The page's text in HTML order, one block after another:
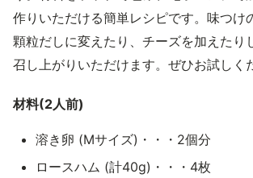
作りいただける簡単レシピです。味つけ
顆粒だしに変えたり、チーズを加えたり
召し上がりいただけます。ぜひお試しく
材料(2人前)
溶き卵 (Mサイズ)・・・2個分
ロースハム (計40g)・・・4枚